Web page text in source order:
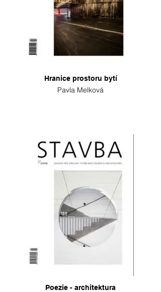
Hranice prostoru bytí
Pavla Melková
Poezie - architektura